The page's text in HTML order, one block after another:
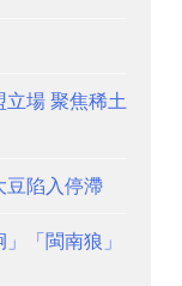
場 聚焦稀土
豆陷入停滯
「閩南狼」